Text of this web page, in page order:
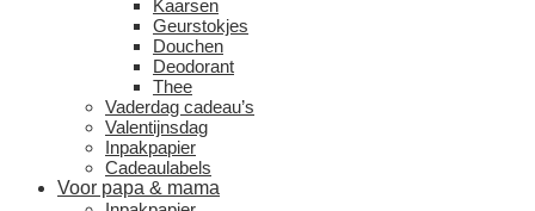
Kaarsen
Geurstokjes
Douchen
Deodorant
Thee
Vaderdag cadeau’s
Valentijnsdag
Inpakpapier
Cadeaulabels
Voor papa & mama